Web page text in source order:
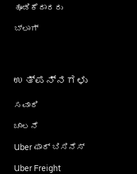
ಹೂಡಿಕೆದಾರರು
ಬ್ಲಾಗ್
ಉತ್ಪನ್ನಗಳು
ಸವಾರಿ
ಚಾಲನೆ
Uber ಫಾರ್ ಬಿಸಿನೆಸ್
Uber Freight